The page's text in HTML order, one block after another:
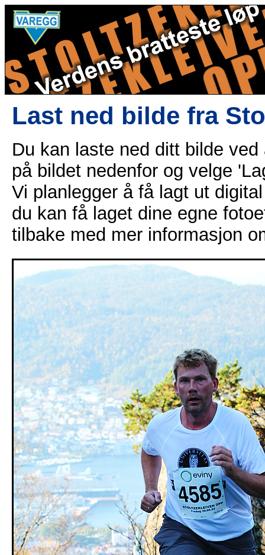
Last ned bilde fra
Du kan laste ned ditt bilde
på bildet nedenfor og velge
Vi planlegger å få lagt ut
du kan få laget dine egne
tilbake med mer informasjon